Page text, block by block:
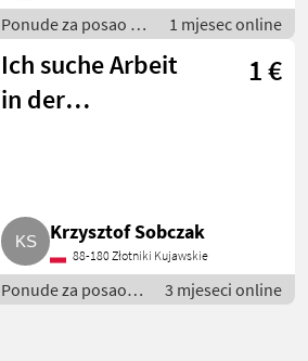
Ponude za posao /
Sezonski radnici
1 mjesec online
Ich suche Arbeit
in der
1 €
Krzysztof Sobczak
88-180 Złotniki Kujawskie
Ponude za posao /
Sezonski radnici
3 mjeseci online